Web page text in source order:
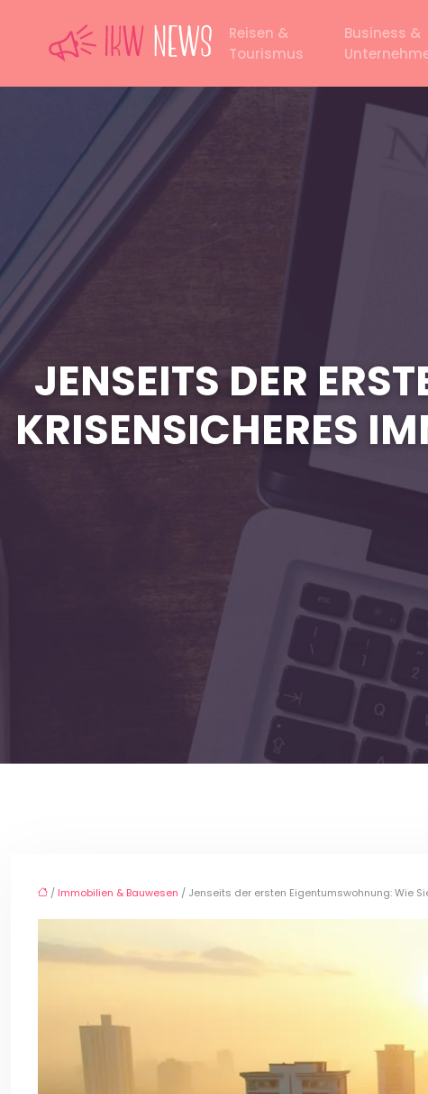
Reisen &
Tourismus
Business &
JENSEITS DER
KRISENSICHERES
/ Immobilien & Bauwesen / Jenseits der ersten Eigentumswohnung: Wie